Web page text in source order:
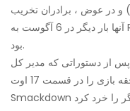
و در عوض ، برادران تخریب (Undertaker و کین) ، حمله را قطع کردند.
آنها بار دیگر در 6 آگوست به Ryback باختند و یک قسمت دیگر از Raw
بود.
پس از دستوراتی که مدیر کل SmackDown بوکر T برای افزایش آن
صادر کرد ، هاوکینز و رکس اولین بازی حقه بازی را در قسمت 17 اوت